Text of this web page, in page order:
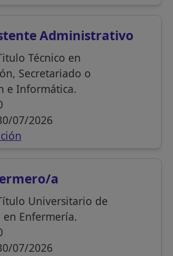
Administrativo
Técnico en
Secretariado o
e Informática.
07/2026
a
Universitario de
Enfermería.
07/2026